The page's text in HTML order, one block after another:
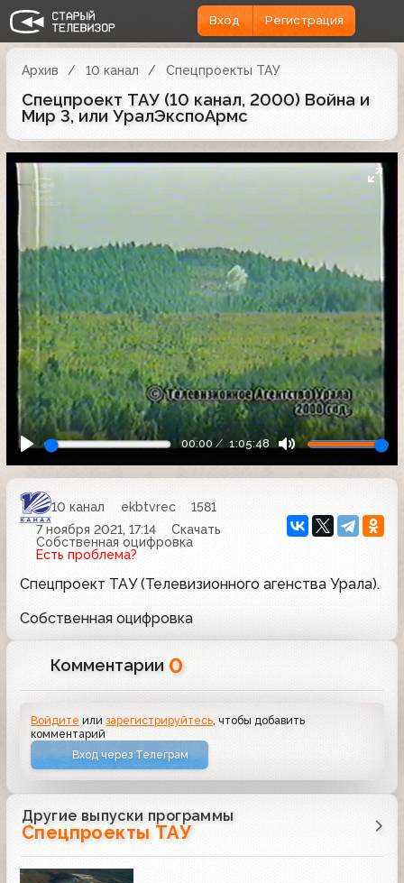
Вход Регистрация
Архив 10 канал Спецпроекты ТАУ
Спецпроект ТАУ (10 канал, 2000) Война и
Мир 3, или УралЭкспоАрмс
00:00 1:05:48
10 канал ekbtvrec
1581
7 ноября 2021, 17:14
Скачать
Собственная оцифровка
Есть проблема?
Спецпроект ТАУ (Телевизионного агенства Урала).
Собственная оцифровка
Комментарии 0
Войдите илизарегистрируйтесь , чтобы добавить
комментарий
Вход через Телеграм
Другие выпуски программы
Спецпроекты ТАУ